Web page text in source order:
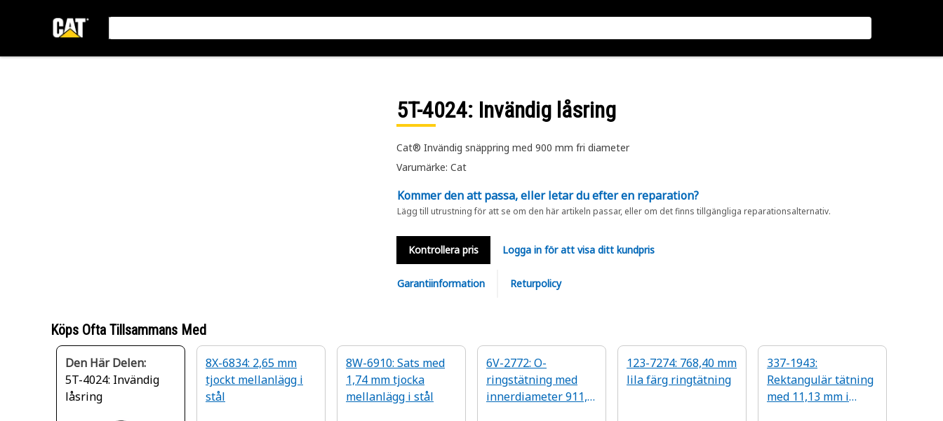
5T-4024: Invändig låsring
Cat® Invändig snäppring med 900 mm fri diameter
Varumärke: Cat
Kommer den att passa, eller letar du efter en reparation?
Lägg till utrustning för att se om den här artikeln passar, eller om det finns tillgängliga reparationsalternativ.
Kontrollera pris Logga in för att visa ditt kundpris
Garantiinformation Returpolicy
Köps Ofta Tillsammans Med
Den Här Delen:
5T-4024: Invändig
låsring
8X-6834: 2,65 mm
tjockt mellanlägg i
stål
8W-6910: Sats med
1,74 mm tjocka
mellanlägg i stål
6V-2772: O-
ringstätning med
innerdiameter 911,5
123-7274: 768,40 mm
lila färg ringtätning
337-1943:
Rektangulär tätning
med 11,13 mm i